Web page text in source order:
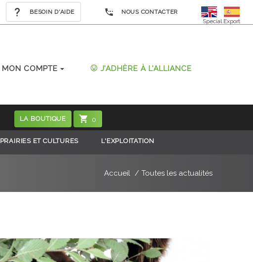
BESOIN D'AIDE
NOUS CONTACTER
Special Export
MON COMPTE J'ADHÈRE À L'ALLIANCE
LA BOUTIQUE 0
PRAIRIES ET CULTURES L'EXPLOITATION
Accueil Toutes les actualités